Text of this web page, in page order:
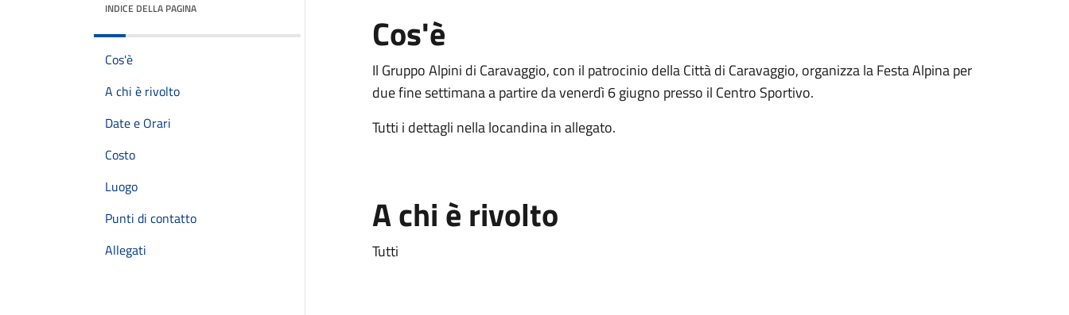
INDICE DELLA PAGINA
Cos'è
A chi è rivolto
Date e Orari
Costo
Luogo
Punti di contatto
Allegati
Cos'è
Il Gruppo Alpini di Caravaggio, con il patrocinio della Città di Caravaggio, organizza la Festa Alpina per
due fine settimana a partire da venerdì 6 giugno presso il Centro Sportivo.
Tutti i dettagli nella locandina in allegato.
A chi è rivolto
Tutti